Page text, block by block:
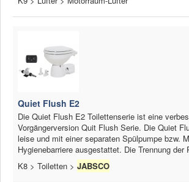
Quiet Flush E2
Die Quiet Flush E2 Toilettenserie ist eine
Vorgängerversion Quit Flush Serie. Die Quiet
leise und mit einer separaten Spülpumpe bzw.
Hygienebarriere ausgestattet. Die Trennung der
K8 > Toiletten > JABSCO